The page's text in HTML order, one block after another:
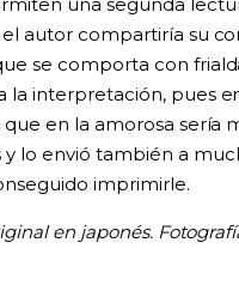
el autor compartiría su
se comporta con
la interpretación, pues
en la amorosa sería
lo envió también a
imprimirle.
en japonés.